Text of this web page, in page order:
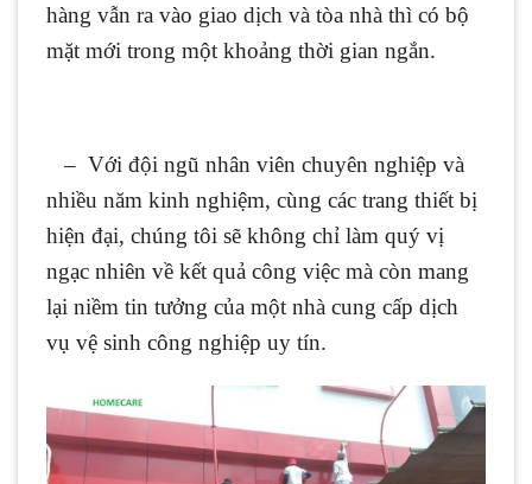
hàng vẫn ra vào giao dịch và tòa nhà thì có bộ
mặt mới trong một khoảng thời gian ngắn.
– Với đội ngũ nhân viên chuyên nghiệp và
nhiều năm kinh nghiệm, cùng các trang thiết bị
hiện đại, chúng tôi sẽ không chỉ làm quý vị
ngạc nhiên về kết quả công việc mà còn mang
lại niềm tin tưởng của một nhà cung cấp dịch
vụ vệ sinh công nghiệp uy tín.